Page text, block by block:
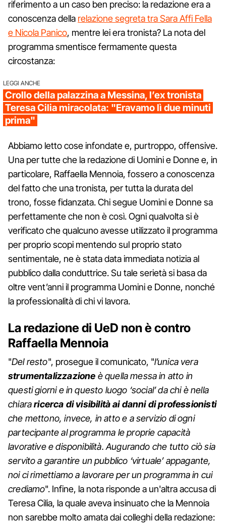
riferimento a un caso ben preciso: la redazione era a
conoscenza della relazione segreta tra Sara Affi Fella
e Nicola Panico, mentre lei era tronista? La nota del
programma smentisce fermamente questa
circostanza:
LEGGI ANCHE
Crollo della palazzina a Messina, l’ex tronista
Teresa Cilia miracolata: "Eravamo lì due minuti
prima"
Abbiamo letto cose infondate e, purtroppo, offensive.
Una per tutte che la redazione di Uomini e Donne e, in
particolare, Raffaella Mennoia, fossero a conoscenza
del fatto che una tronista, per tutta la durata del
trono, fosse fidanzata. Chi segue Uomini e Donne sa
perfettamente che non è così. Ogni qualvolta si è
verificato che qualcuno avesse utilizzato il programma
per proprio scopi mentendo sul proprio stato
sentimentale, ne è stata data immediata notizia al
pubblico dalla conduttrice. Su tale serietà si basa da
oltre vent’anni il programma Uomini e Donne, nonché
la professionalità di chi vi lavora.
La redazione di UeD non è contro
Raffaella Mennoia
"Del resto", prosegue il comunicato, "l’unica vera
strumentalizzazione è quella messa in atto in
questi giorni e in questo luogo ‘social’ da chi è nella
chiararicerca di visibilità ai danni di professionisti
che mettono, invece, in atto e a servizio di ogni
partecipante al programma le proprie capacità
lavorative e disponibilità. Augurando che tutto ciò sia
servito a garantire un pubblico ‘virtuale’ appagante,
noi ci rimettiamo a lavorare per un programma in cui
crediamo". Infine, la nota risponde a un'altra accusa di
Teresa Cilia, la quale aveva insinuato che la Mennoia
non sarebbe molto amata dai colleghi della redazione: